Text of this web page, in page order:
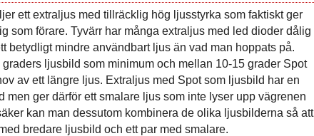
ett extraljus med tillräcklig hög ljusstyrka som faktiskt ger
som förare. Tyvärr har många extraljus med led dioder dålig
betydligt mindre användbart ljus än vad man hoppats på.
graders ljusbild som minimum och mellan 10-15 grader Spot
av ett längre ljus. Extraljus med Spot som ljusbild har en
men ger därför ett smalare ljus som inte lyser upp vägrenen
kan man dessutom kombinera de olika ljusbilderna så att
bredare ljusbild och ett par med smalare.